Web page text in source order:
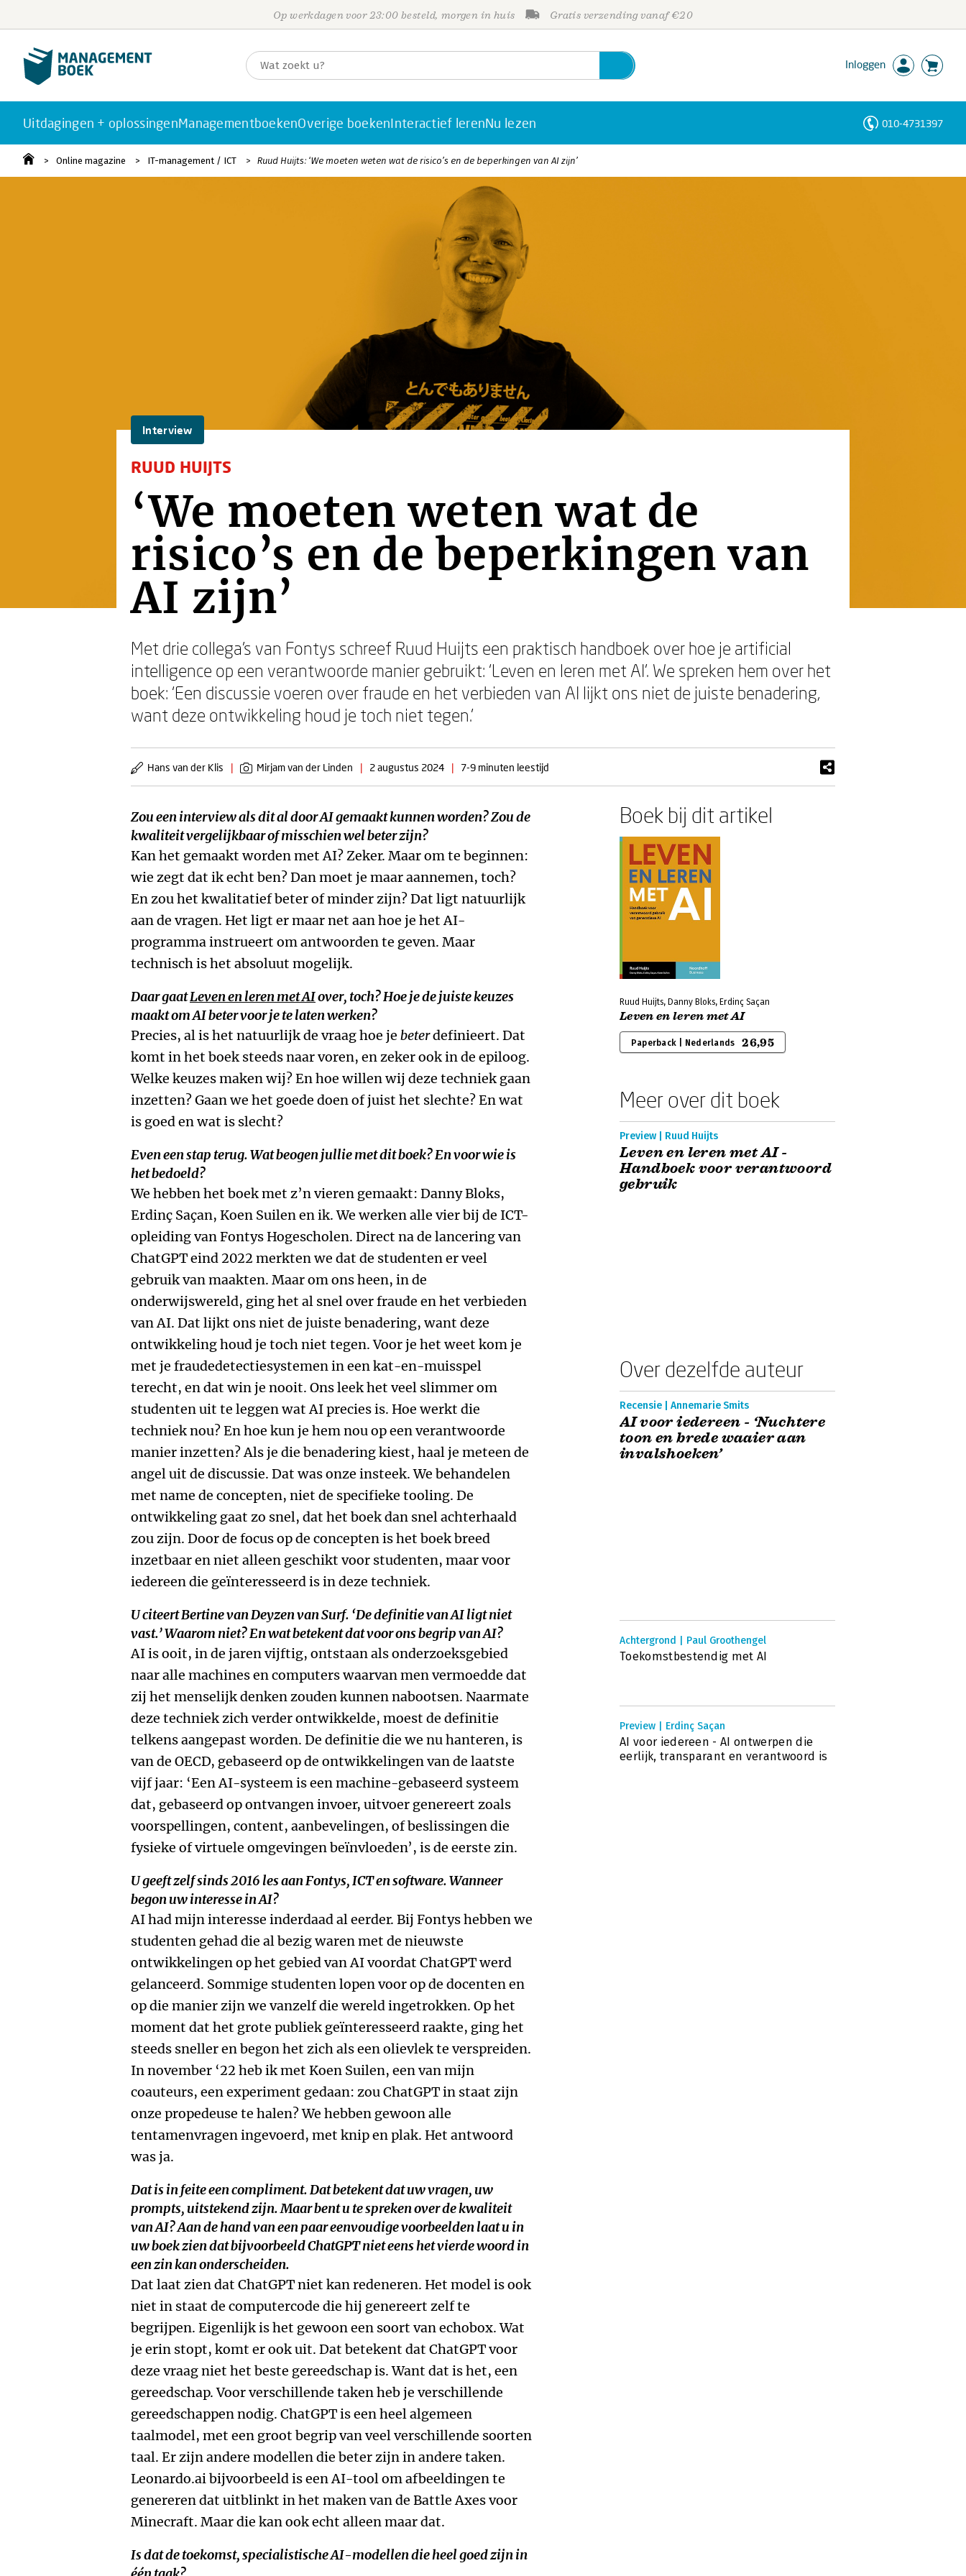
Op werkdagen voor 23:00 besteld, morgen in huis Gratis verzending vanaf €20
Inloggen
Uitdagingen + oplossingenManagementboekenOverige boekenInteractief lerenNu lezen 010-4731397
Online magazine IT-management / ICT Ruud Huijts: ‘We moeten weten wat de risico’s en de beperkingen van AI zijn’
Interview
RUUD HUIJTS
‘We moeten weten wat de
risico’s en de beperkingen van
AI zijn’
Met drie collega’s van Fontys schreef Ruud Huijts een praktisch handboek over hoe je artificial
intelligence op een verantwoorde manier gebruikt: ‘Leven en leren met AI’. We spreken hem over het
boek: ‘Een discussie voeren over fraude en het verbieden van AI lijkt ons niet de juiste benadering,
want deze ontwikkeling houd je toch niet tegen.’
Hans van der Klis | Mirjam van der Linden | 2 augustus 2024 | 7-9 minuten leestijd
Zou een interview als dit al door AI gemaakt kunnen worden? Zou de
kwaliteit vergelijkbaar of misschien wel beter zijn?
Kan het gemaakt worden met AI? Zeker. Maar om te beginnen:
wie zegt dat ik echt ben? Dan moet je maar aannemen, toch?
En zou het kwalitatief beter of minder zijn? Dat ligt natuurlijk
aan de vragen. Het ligt er maar net aan hoe je het AI-
programma instrueert om antwoorden te geven. Maar
technisch is het absoluut mogelijk.
Daar gaatLeven en leren met AIover, toch? Hoe je de juiste keuzes
maakt om AI beter voor je te laten werken?
Precies, al is het natuurlijk de vraag hoe je beterdefinieert. Dat
komt in het boek steeds naar voren, en zeker ook in de epiloog.
Welke keuzes maken wij? En hoe willen wij deze techniek gaan
inzetten? Gaan we het goede doen of juist het slechte? En wat
is goed en wat is slecht?
Even een stap terug. Wat beogen jullie met dit boek? En voor wie is
het bedoeld?
We hebben het boek met z’n vieren gemaakt: Danny Bloks,
Erdinç Saçan, Koen Suilen en ik. We werken alle vier bij de ICT-
opleiding van Fontys Hogescholen. Direct na de lancering van
ChatGPT eind 2022 merkten we dat de studenten er veel
gebruik van maakten. Maar om ons heen, in de
onderwijswereld, ging het al snel over fraude en het verbieden
van AI. Dat lijkt ons niet de juiste benadering, want deze
ontwikkeling houd je toch niet tegen. Voor je het weet kom je
met je fraudedetectiesystemen in een kat-en-muisspel
terecht, en dat win je nooit. Ons leek het veel slimmer om
studenten uit te leggen wat AI precies is. Hoe werkt die
techniek nou? En hoe kun je hem nou op een verantwoorde
manier inzetten? Als je die benadering kiest, haal je meteen de
angel uit de discussie. Dat was onze insteek. We behandelen
met name de concepten, niet de specifieke tooling. De
ontwikkeling gaat zo snel, dat het boek dan snel achterhaald
zou zijn. Door de focus op de concepten is het boek breed
inzetbaar en niet alleen geschikt voor studenten, maar voor
iedereen die geïnteresseerd is in deze techniek.
U citeert Bertine van Deyzen van Surf. ‘De definitie van AI ligt niet
vast.’ Waarom niet? En wat betekent dat voor ons begrip van AI?
AI is ooit, in de jaren vijftig, ontstaan als onderzoeksgebied
naar alle machines en computers waarvan men vermoedde dat
zij het menselijk denken zouden kunnen nabootsen. Naarmate
deze techniek zich verder ontwikkelde, moest de definitie
telkens aangepast worden. De definitie die we nu hanteren, is
van de OECD, gebaseerd op de ontwikkelingen van de laatste
vijf jaar: ‘Een AI-systeem is een machine-gebaseerd systeem
dat, gebaseerd op ontvangen invoer, uitvoer genereert zoals
voorspellingen, content, aanbevelingen, of beslissingen die
fysieke of virtuele omgevingen beïnvloeden’, is de eerste zin.
U geeft zelf sinds 2016 les aan Fontys, ICT en software. Wanneer
begon uw interesse in AI?
AI had mijn interesse inderdaad al eerder. Bij Fontys hebben we
studenten gehad die al bezig waren met de nieuwste
ontwikkelingen op het gebied van AI voordat ChatGPT werd
gelanceerd. Sommige studenten lopen voor op de docenten en
op die manier zijn we vanzelf die wereld ingetrokken. Op het
moment dat het grote publiek geïnteresseerd raakte, ging het
steeds sneller en begon het zich als een olievlek te verspreiden.
In november ‘22 heb ik met Koen Suilen, een van mijn
coauteurs, een experiment gedaan: zou ChatGPT in staat zijn
onze propedeuse te halen? We hebben gewoon alle
tentamenvragen ingevoerd, met knip en plak. Het antwoord
was ja.
Dat is in feite een compliment. Dat betekent dat uw vragen, uw
prompts, uitstekend zijn. Maar bent u te spreken over de kwaliteit
van AI? Aan de hand van een paar eenvoudige voorbeelden laat u in
uw boek zien dat bijvoorbeeld ChatGPT niet eens het vierde woord in
een zin kan onderscheiden.
Dat laat zien dat ChatGPT niet kan redeneren. Het model is ook
niet in staat de computercode die hij genereert zelf te
begrijpen. Eigenlijk is het gewoon een soort van echobox. Wat
je erin stopt, komt er ook uit. Dat betekent dat ChatGPT voor
deze vraag niet het beste gereedschap is. Want dat is het, een
gereedschap. Voor verschillende taken heb je verschillende
gereedschappen nodig. ChatGPT is een heel algemeen
taalmodel, met een groot begrip van veel verschillende soorten
taal. Er zijn andere modellen die beter zijn in andere taken.
Leonardo.ai bijvoorbeeld is een AI-tool om afbeeldingen te
genereren dat uitblinkt in het maken van de Battle Axes voor
Minecraft. Maar die kan ook echt alleen maar dat.
Is dat de toekomst, specialistische AI-modellen die heel goed zijn in
Boek bij dit artikel
Ruud Huijts, Danny Bloks, Erdinç Saçan
Leven en leren met AI
Paperback | Nederlands 26,95
Meer over dit boek
Preview | Ruud Huijts
Leven en leren met AI -
Handboek voor verantwoord
gebruik
Over dezelfde auteur
Recensie | Annemarie Smits
AI voor iedereen - ‘Nuchtere
toon en brede waaier aan
invalshoeken’
Achtergrond | Paul Groothengel
Toekomstbestendig met AI
Preview | Erdinç Saçan
AI voor iedereen - AI ontwerpen die
eerlijk, transparant en verantwoord is
Personen